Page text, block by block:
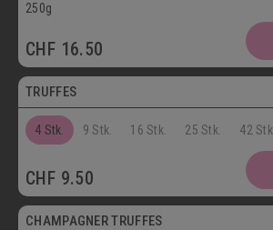
250g
CHF 16.50
Vegetarisch
TRUFFES
4 Stk. 9 Stk. 16 Stk. 25 Stk. 42 Stk.
CHF 9.50
Postversand
CHAMPAGNER TRUFFES